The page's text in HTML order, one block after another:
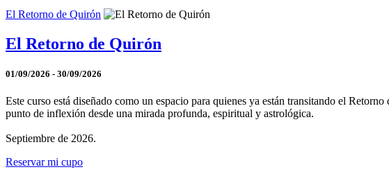
El Retorno de Quirón
El Retorno de Quirón
01/09/2026 - 30/09/2026
Este curso está diseñado como un espacio para quienes ya están transitando el
punto de inflexión desde una mirada profunda, espiritual y astrológica.
Septiembre de 2026.
Reservar mi cupo